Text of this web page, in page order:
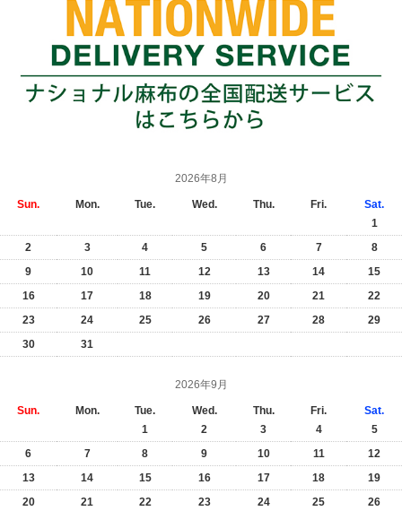
2026年8月
Sun. Mon. Tue. Wed. Thu. Fri.
Sat.
1
2
3 4 5 6 7
8
9
10 11 12 13 14
15
16
17 18 19 20 21
22
23
24 25 26 27 28
29
30
31
2026年9月
Sun. Mon. Tue. Wed. Thu. Fri.
Sat.
1
2 3 4
5
6
7 8 9 10 11
12
13
14 15 16 17 18
19
20
21 22 23 24 25 26